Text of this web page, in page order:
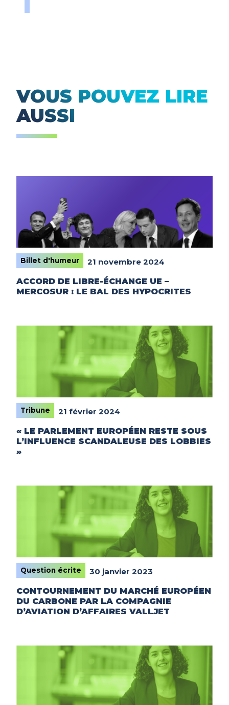
VOUS POUVEZ LIRE
AUSSI
Billet d'humeur
21 novembre 2024
ACCORD DE LIBRE-ÉCHANGE UE –
MERCOSUR : LE BAL DES HYPOCRITES
Tribune
21 février 2024
« LE PARLEMENT EUROPÉEN RESTE SOUS
L’INFLUENCE SCANDALEUSE DES LOBBIES
»
Question écrite
30 janvier 2023
CONTOURNEMENT DU MARCHÉ EUROPÉEN
DU CARBONE PAR LA COMPAGNIE
D’AVIATION D’AFFAIRES VALLJET